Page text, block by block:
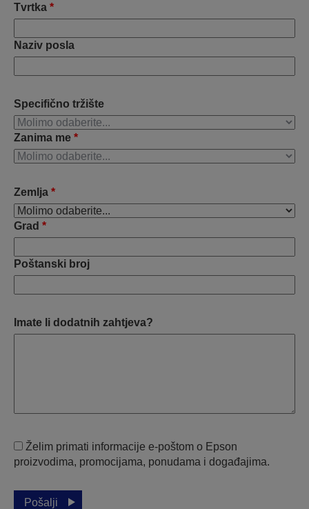
Tvrtka *
Naziv posla
Specifično tržište
Zanima me *
Zemlja *
Grad *
Poštanski broj
Imate li dodatnih zahtjeva?
Želim primati informacije e-poštom o Epson
proizvodima, promocijama, ponudama i događajima.
Pošalji